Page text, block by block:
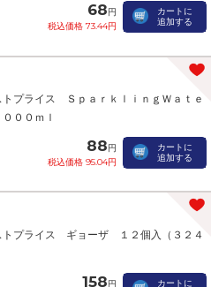
68円
税込価格 73.44円
カートに
追加する
プライス ＳｐａｒｋｌｉｎｇＷａｔｅ
００ｍｌ
88円
税込価格 95.04円
カートに
追加する
トプライス ギョーザ １２個入（３２４
158円
カートに